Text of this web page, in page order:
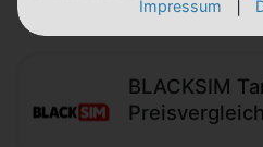
BLACKSIM
Preisvergleich
Impressum